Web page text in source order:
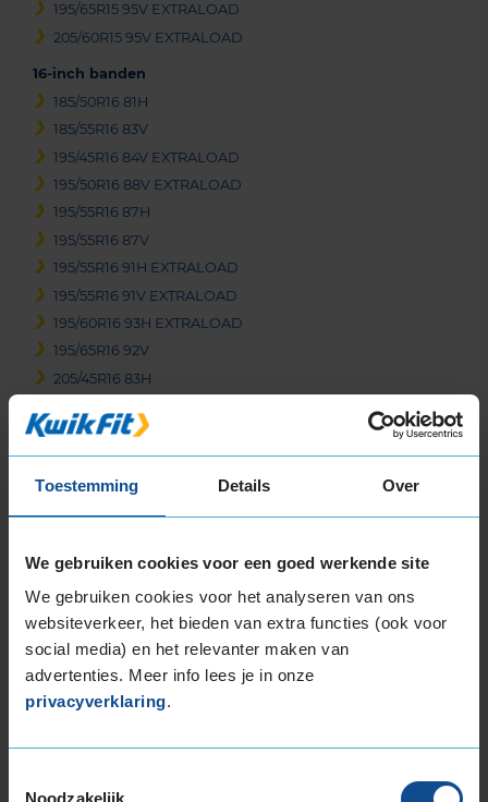
Toestemming Details Over
We gebruiken cookies voor een goed werkende site
We gebruiken cookies voor het analyseren van ons
websiteverkeer, het bieden van extra functies (ook voor
social media) en het relevanter maken van
advertenties. Meer info lees je in onze
privacyverklaring.
Noodzakelijk
195/65R15 95V EXTRALOAD
205/60R15 95V EXTRALOAD
16-inch banden
185/50R16 81H
185/55R16 83V
195/45R16 84V EXTRALOAD
195/50R16 88V EXTRALOAD
195/55R16 87H
195/55R16 87V
195/55R16 91H EXTRALOAD
195/55R16 91V EXTRALOAD
195/60R16 93H EXTRALOAD
195/65R16 92V
205/45R16 83H
205/55R16 91H
205/55R16 91V
205/55R16 91W
205/55R16 94V EXTRALOAD
205/60R16 96H EXTRALOAD
205/60R16 96V EXTRALOAD
215/45R16 90V EXTRALOAD
215/55R16 93V
215/55R16 97V EXTRALOAD
215/55R16 97W EXTRALOAD
215/60R16 99V EXTRALOAD